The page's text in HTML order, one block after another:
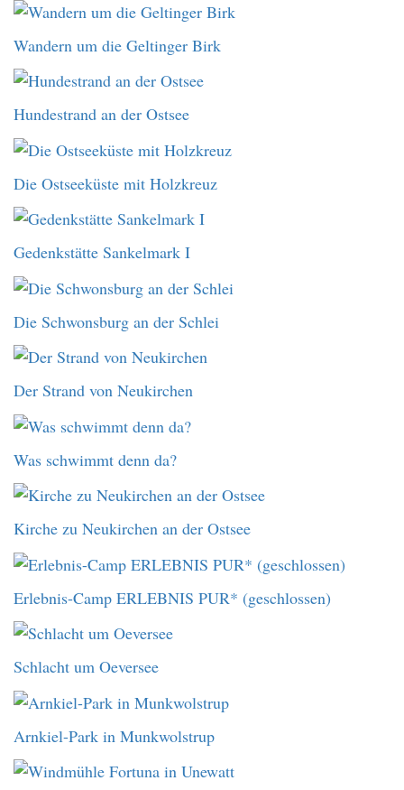
Wandern um die Geltinger Birk
Hundestrand an der Ostsee
Die Ostseeküste mit Holzkreuz
Gedenkstätte Sankelmark I
Die Schwonsburg an der Schlei
Der Strand von Neukirchen
Was schwimmt denn da?
Kirche zu Neukirchen an der Ostsee
Erlebnis-Camp ERLEBNIS PUR* (geschlossen)
Schlacht um Oeversee
Arnkiel-Park in Munkwolstrup